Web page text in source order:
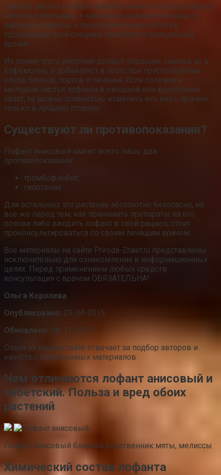
Свежие листья и побеги лофанта можно использовать в
качестве приправы к мясным и рыбным блюдам, а
варенья, компоты и прохладительные напитки,
сдобренные этой специей, приобретут волшебный
аромат.
Из семян этого растения делают порошок, смолов их в
кофемолке, и добавляют в тесто при приготовлении
хлеба, блинов, тортов и печенья. Если положить
молодые листья лофанта в овощной или фруктовый
салат, то можно полностью изменить его вкус, причем
только в лучшую сторону.
Существуют ли противопоказания?
Лофант анисовый имеет всего лишь два
противопоказания:
тромбофлебит;
гипотония.
Для остальных это растение абсолютно безопасно, но
все же перед тем, как принимать препараты на его
основе либо вводить лофант в свой рацион, стоит
проконсультироваться со своим лечащим врачом.
Все материалы на сайте Priroda-Znaet.ru представлены
исключительно для ознакомления в информационных
целях. Перед применением любых средств
консультация с врачом ОБЯЗАТЕЛЬНА!
Ольга Королева
Опубликовано: 23-04-2015
Обновлено: 08-11-2019
Ольга на нашем сайте отвечает за подбор авторов и
качество публикуемых материалов.
Чем отличаются лофант анисовый и
тибетский. Польза и вред обоих
растений
Лофант анисовый близкий родственник мяты, мелиссы
Химический состав лофанта